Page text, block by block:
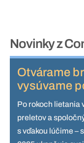
Novinky z
Otvárame
vysúvame
Po rokoch lietania
preletov a
s vďakou lúčime –